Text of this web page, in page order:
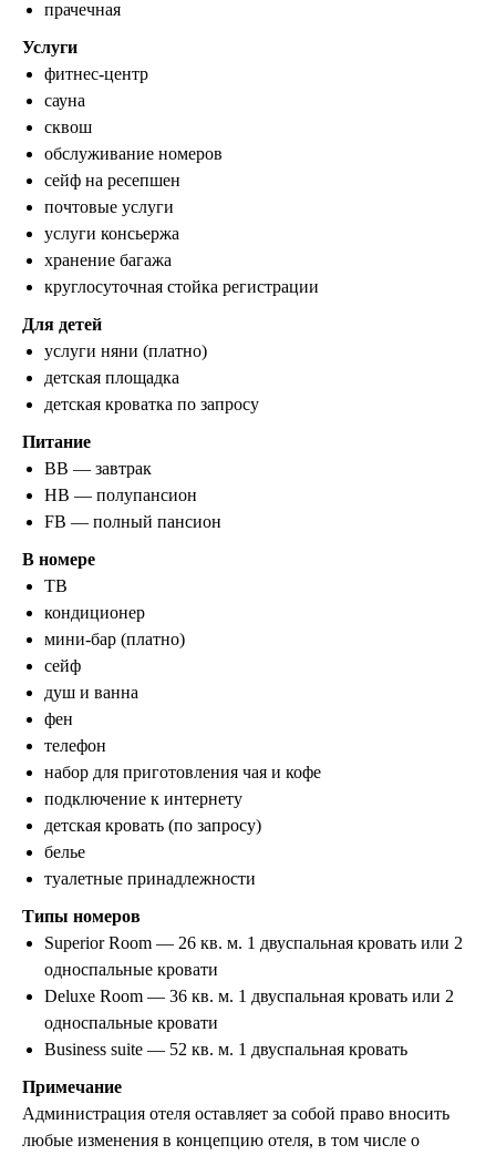
прачечная
Услуги
фитнес-центр
сауна
сквош
обслуживание номеров
сейф на ресепшен
почтовые услуги
услуги консьержа
хранение багажа
круглосуточная стойка регистрации
Для детей
услуги няни (платно)
детская площадка
детская кроватка по запросу
Питание
BB — завтрак
HB — полупансион
FB — полный пансион
В номере
ТВ
кондиционер
мини-бар (платно)
сейф
душ и ванна
фен
телефон
набор для приготовления чая и кофе
подключение к интернету
детская кровать (по запросу)
белье
туалетные принадлежности
Типы номеров
Superior Room — 26 кв. м. 1 двуспальная кровать или 2
односпальные кровати
Deluxe Room — 36 кв. м. 1 двуспальная кровать или 2
односпальные кровати
Business suite — 52 кв. м. 1 двуспальная кровать
Примечание
Администрация отеля оставляет за собой право вносить
любые изменения в концепцию отеля, в том числе о
© 2026 #Летайотдыхай
+7 (495) 032-15-95
г. Москва, ул. Садовая-Самотечная, 13
стр. 1 оф. 312
Согласие на обработку персональных данных
Пользовательское соглашение
г. Томск, ул. Белинского, 30
ООО «ЛетайОтдыхай»
ИНН 7000019484 ОГРН
Туры от 60 надежных туроператоров
Мы в реестре туроператоров